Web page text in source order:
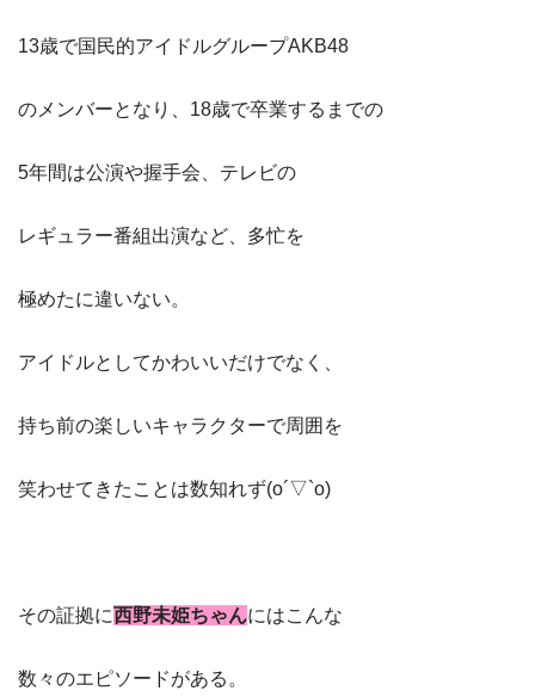
13歳で国民的アイドルグループAKB48
のメンバーとなり、18歳で卒業するまでの
5年間は公演や握手会、テレビの
レギュラー番組出演など、多忙を
極めたに違いない。
アイドルとしてかわいいだけでなく、
持ち前の楽しいキャラクターで周囲を
笑わせてきたことは数知れず(o´▽`o)
その証拠に西野未姫ちゃんにはこんな
数々のエピソードがある。